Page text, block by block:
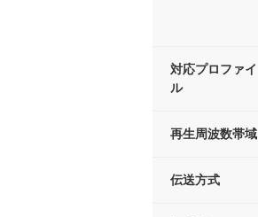
対応プロファイ
ル
再生周波数帯域
伝送方式